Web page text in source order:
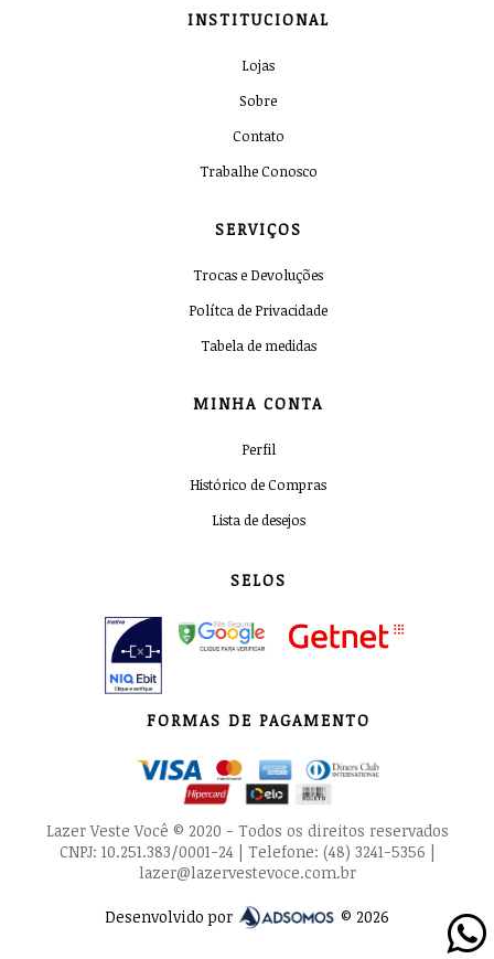
INSTITUCIONAL
Lojas
Sobre
Contato
Trabalhe Conosco
SERVIÇOS
Trocas e Devoluções
Polítca de Privacidade
Tabela de medidas
MINHA CONTA
Perfil
Histórico de Compras
Lista de desejos
SELOS
FORMAS DE PAGAMENTO
Lazer Veste Você © 2020 - Todos os direitos reservados
CNPJ: 10.251.383/0001-24 | Telefone: (48) 3241-5356 |
lazer@lazervestevoce.com.br
Desenvolvido por © 2026